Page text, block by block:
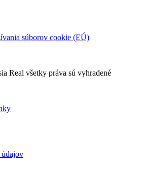
súborov cookie (EÚ)
Real všetky práva sú vyhradené
údajov